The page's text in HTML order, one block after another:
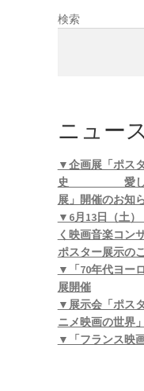
検索
ニュー
▼企画展「ポス
史 愛しの
展」開催のお知
▼6月13日（土
く映画音楽コン
ポスター展示の
▼「70年代ヨー
展開催
▼展示会「ポス
ニメ映画の世界
▼「フランス映